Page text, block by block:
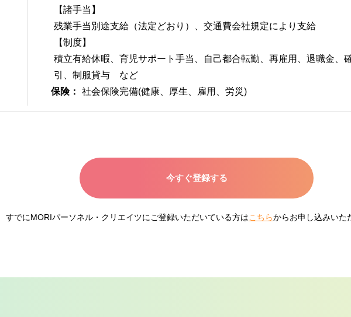
【諸手当】
残業手当別途支給（法定どおり）、交通費会社規定により支給
【制度】
積立有給休暇、育児サポート手当、自己都合転勤、再雇用、退職金、
引、制服貸与 など
保険：
社会保険完備(健康、厚生、雇用、労災)
今すぐ登録する
すでにMORIパーソネル・クリエイツにご登録いただいている方はこちらからお申し込みいた